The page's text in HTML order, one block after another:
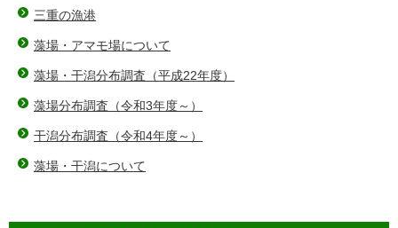
三重の漁港
藻場・アマモ場について
藻場・干潟分布調査（平成22年度）
藻場分布調査（令和3年度～）
干潟分布調査（令和4年度～）
藻場・干潟について